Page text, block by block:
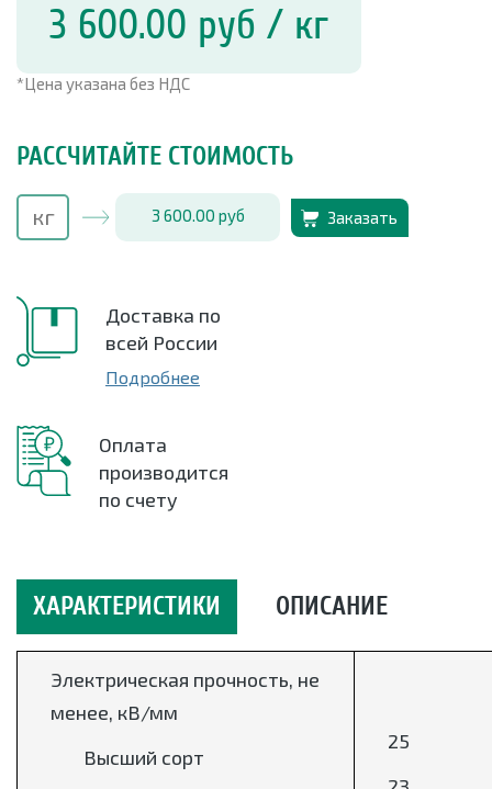
3 600.00 руб / кг
*Цена указана без НДС
РАССЧИТАЙТЕ СТОИМОСТЬ
3 600.00 руб Заказать
Доставка по
всей России
Подробнее
Оплата
производится
по счету
ХАРАКТЕРИСТИКИ ОПИСАНИЕ
Электрическая прочность, не
менее, кВ/мм
Высший сорт
25